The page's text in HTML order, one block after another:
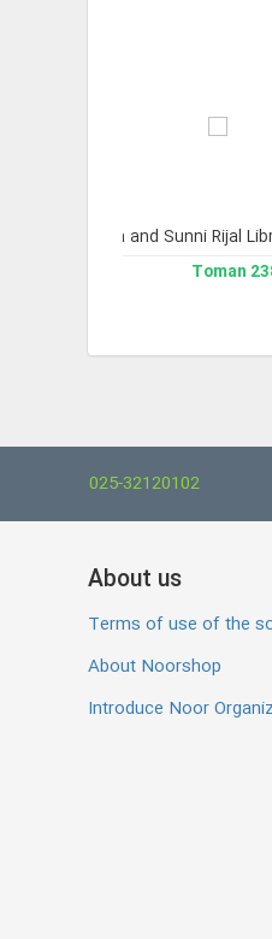
Jami` Usoul al-FiqhShia and Sunni Rijal
025-32120102
About us
Terms of use of the
About Noorshop
Introduce Noor